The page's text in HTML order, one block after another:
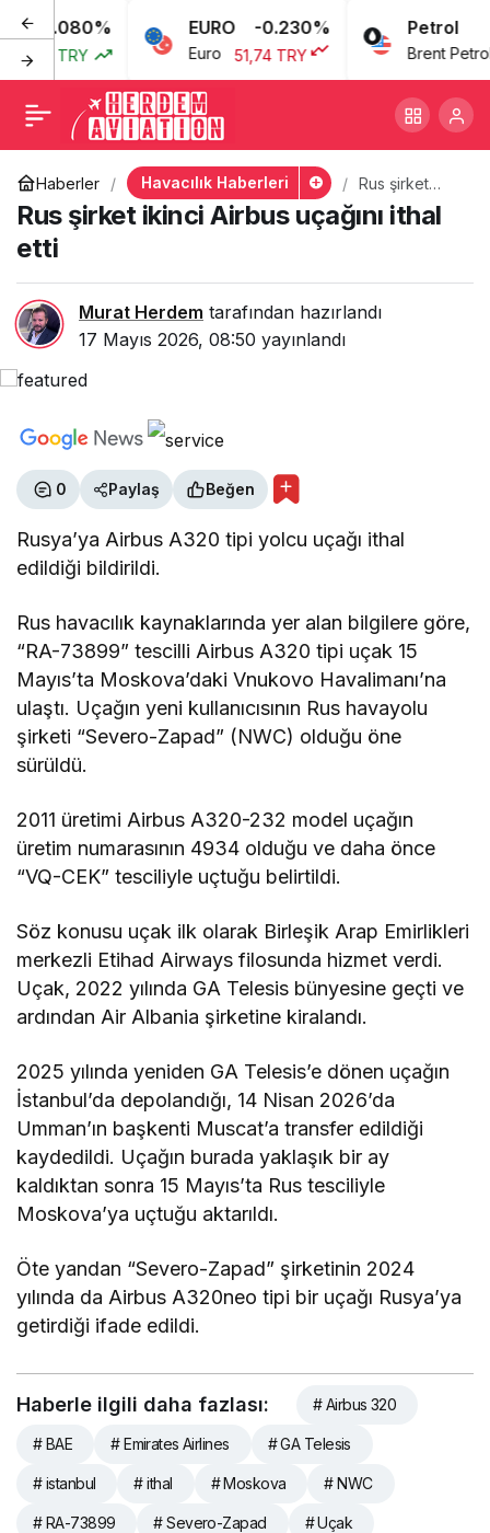
0.080%
TRY
EURO -0.230%
Euro 51,74 TRY
Petrol
Brent Petrol
Haberler Havacılık Haberleri
Rus şirket
ikinci Airbus
uçağını ithal
Rus şirket ikinci Airbus uçağını ithal
etti
Murat Herdem tarafından hazırlandı
17 Mayıs 2026, 08:50 yayınlandı
0 Paylaş Beğen
Rusya’ya Airbus A320 tipi yolcu uçağı ithal
edildiği bildirildi.
Rus havacılık kaynaklarında yer alan bilgilere göre,
“RA-73899” tescilli Airbus A320 tipi uçak 15
Mayıs’ta Moskova’daki Vnukovo Havalimanı’na
ulaştı. Uçağın yeni kullanıcısının Rus havayolu
şirketi “Severo-Zapad” (NWC) olduğu öne
sürüldü.
2011 üretimi Airbus A320-232 model uçağın
üretim numarasının 4934 olduğu ve daha önce
“VQ-CEK” tesciliyle uçtuğu belirtildi.
Söz konusu uçak ilk olarak Birleşik Arap Emirlikleri
merkezli Etihad Airways filosunda hizmet verdi.
Uçak, 2022 yılında GA Telesis bünyesine geçti ve
ardından Air Albania şirketine kiralandı.
2025 yılında yeniden GA Telesis’e dönen uçağın
İstanbul’da depolandığı, 14 Nisan 2026’da
Umman’ın başkenti Muscat’a transfer edildiği
kaydedildi. Uçağın burada yaklaşık bir ay
kaldıktan sonra 15 Mayıs’ta Rus tesciliyle
Moskova’ya uçtuğu aktarıldı.
Öte yandan “Severo-Zapad” şirketinin 2024
yılında da Airbus A320neo tipi bir uçağı Rusya’ya
getirdiği ifade edildi.
Rus şirket ikinci Airbus
uçağını ithal etti
+ - 0
Haberle ilgili daha fazlası: # Airbus 320
# BAE # Emirates Airlines # GA Telesis
# istanbul # ithal # Moskova # NWC
# RA-73899 # Severo-Zapad # Uçak